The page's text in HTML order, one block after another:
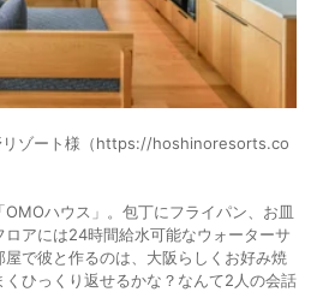
リゾート様（https://hoshinoresorts.co
ハウス」。包丁にフライパン、お皿
アには24時間給水可能なウォーターサ
で彼と作るのは、大阪らしくお好み焼
ひっくり返せるかな？なんて2人の会話